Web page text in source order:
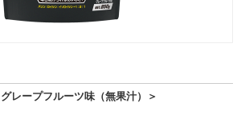
レープフルーツ味（無果汁）＞